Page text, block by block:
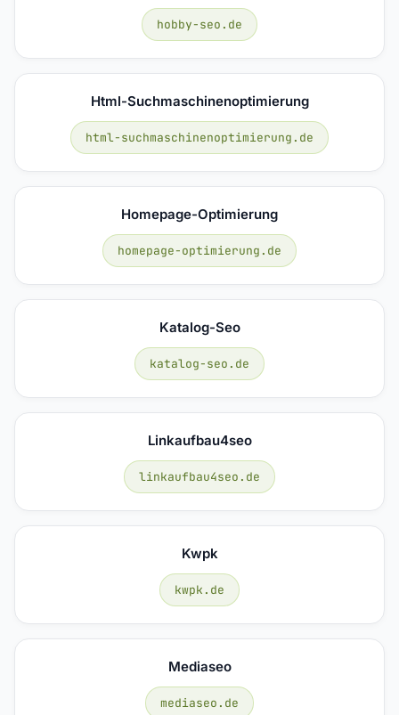
hobby-seo.de
Html-Suchmaschinenoptimierung
html-suchmaschinenoptimierung.de
Homepage-Optimierung
homepage-optimierung.de
Katalog-Seo
katalog-seo.de
Linkaufbau4seo
linkaufbau4seo.de
Kwpk
kwpk.de
Mediaseo
mediaseo.de